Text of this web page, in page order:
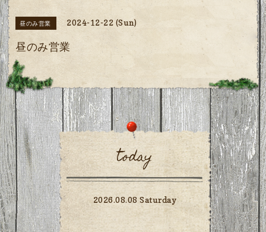
昼のみ営業 2024-12-22 (Sun)
昼のみ営業
today
2026.08.08 Saturday